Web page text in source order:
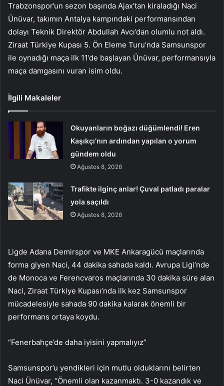
Trabzonspor’un sezon başında Ajax’tan kiraladığı Naci
Ünüvar, takımın Antalya kampındaki performansından
dolayı Teknik Direktör Abdullah Avcı’dan olumlu not aldı.
Ziraat Türkiye Kupası 5. Ön Eleme Turu’nda Samsunspor
ile oynadığı maça ilk 11’de başlayan Ünüvar, performansıyla
maça damgasını vuran isim oldu.
İlgili Makaleler
Okuyanların boğazı düğümlendi! Eren
Kaşıkçı’nın ardından yapılan o yorum
gündem oldu
Ağustos 8, 2026
Trafikte ilginç anlar! Çuval patladı paralar
yola saçıldı
Ağustos 8, 2026
Ligde Adana Demirspor ve MKE Ankaragücü maçlarında
forma giyen Naci, 44 dakika sahada kaldı. Avrupa Ligi’nde
de Monoca ve Ferencvaros maçlarında 30 dakika süre alan
Naci, Ziraat Türkiye Kupası’nda ilk kez Samsunspor
mücadelesiyle sahada 90 dakika kalarak önemli bir
performans ortaya koydu.
“Fenerbahçe’de daha iyisini yapmalıyız”
Samsunspor’u yendikleri için mutlu olduklarını belirten
Naci Ünüvar, “Önemli olan kazanmaktı. 3-0 kazandık ve